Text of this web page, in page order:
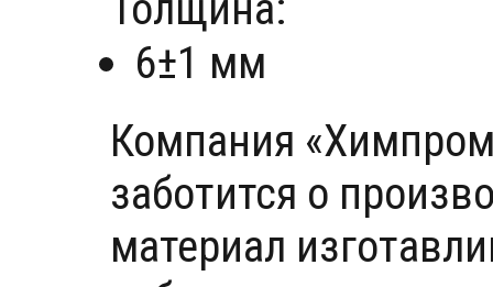
6±1 мм
Компания
заботится о
материал